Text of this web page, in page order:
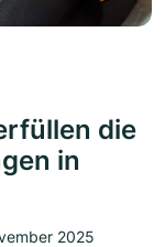
die
in
2025